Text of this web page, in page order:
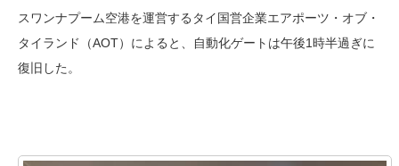
スワンナプーム空港を運営するタイ国営企業エアポーツ・オブ・
タイランド（AOT）によると、自動化ゲートは午後1時半過ぎに
復旧した。